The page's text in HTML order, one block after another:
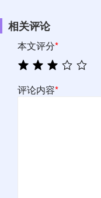
相关评论
本文评分*
评论内容*